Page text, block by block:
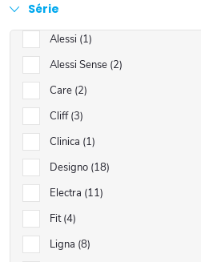
Série
Alessi 1
Alessi Sense 2
Care 2
Cliff 3
Clinica 1
Designo 18
Electra 11
Fit 4
Ligna 8